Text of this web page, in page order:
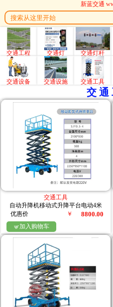
新蓝交通
交通工程 交通灯 交通灯杆
交通设备 交通设施 交通工具
交通
交通工具
自动升降机移动式升降平台电动4米
优惠价
￥ 8800.00
加入购物车